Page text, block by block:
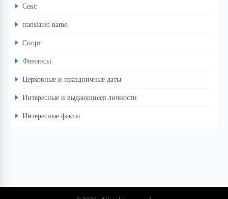
Секс
translated name
Спорт
Финансы
Церковные и праздничные даты
Интересные и выдающиеся личности
Интересные факты